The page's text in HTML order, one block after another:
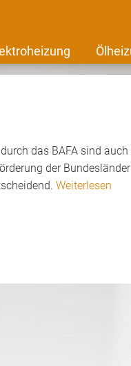
das BAFA sind
der
Weiterlesen